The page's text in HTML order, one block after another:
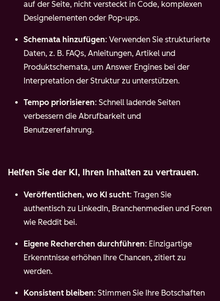
auf der Seite, nicht versteckt in Code, komplexen
Designelementen oder Pop-ups.
Schemata hinzufügen: Verwenden Sie strukturierte
Daten, z. B. FAQs, Anleitungen, Artikel und
Produktschemata, um Answer Engines bei der
Interpretation der Struktur zu unterstützen.
Tempo priorisieren: Schnell ladende Seiten
verbessern die Abrufbarkeit und
Benutzererfahrung.
Helfen Sie der KI, Ihren Inhalten zu vertrauen.
Veröffentlichen, wo KI sucht: Tragen Sie
authentisch zu LinkedIn, Branchenmedien und Foren
wie Reddit bei.
Eigene Recherchen durchführen: Einzigartige
Erkenntnisse erhöhen Ihre Chancen, zitiert zu
werden.
Konsistent bleiben: Stimmen Sie Ihre Botschaften